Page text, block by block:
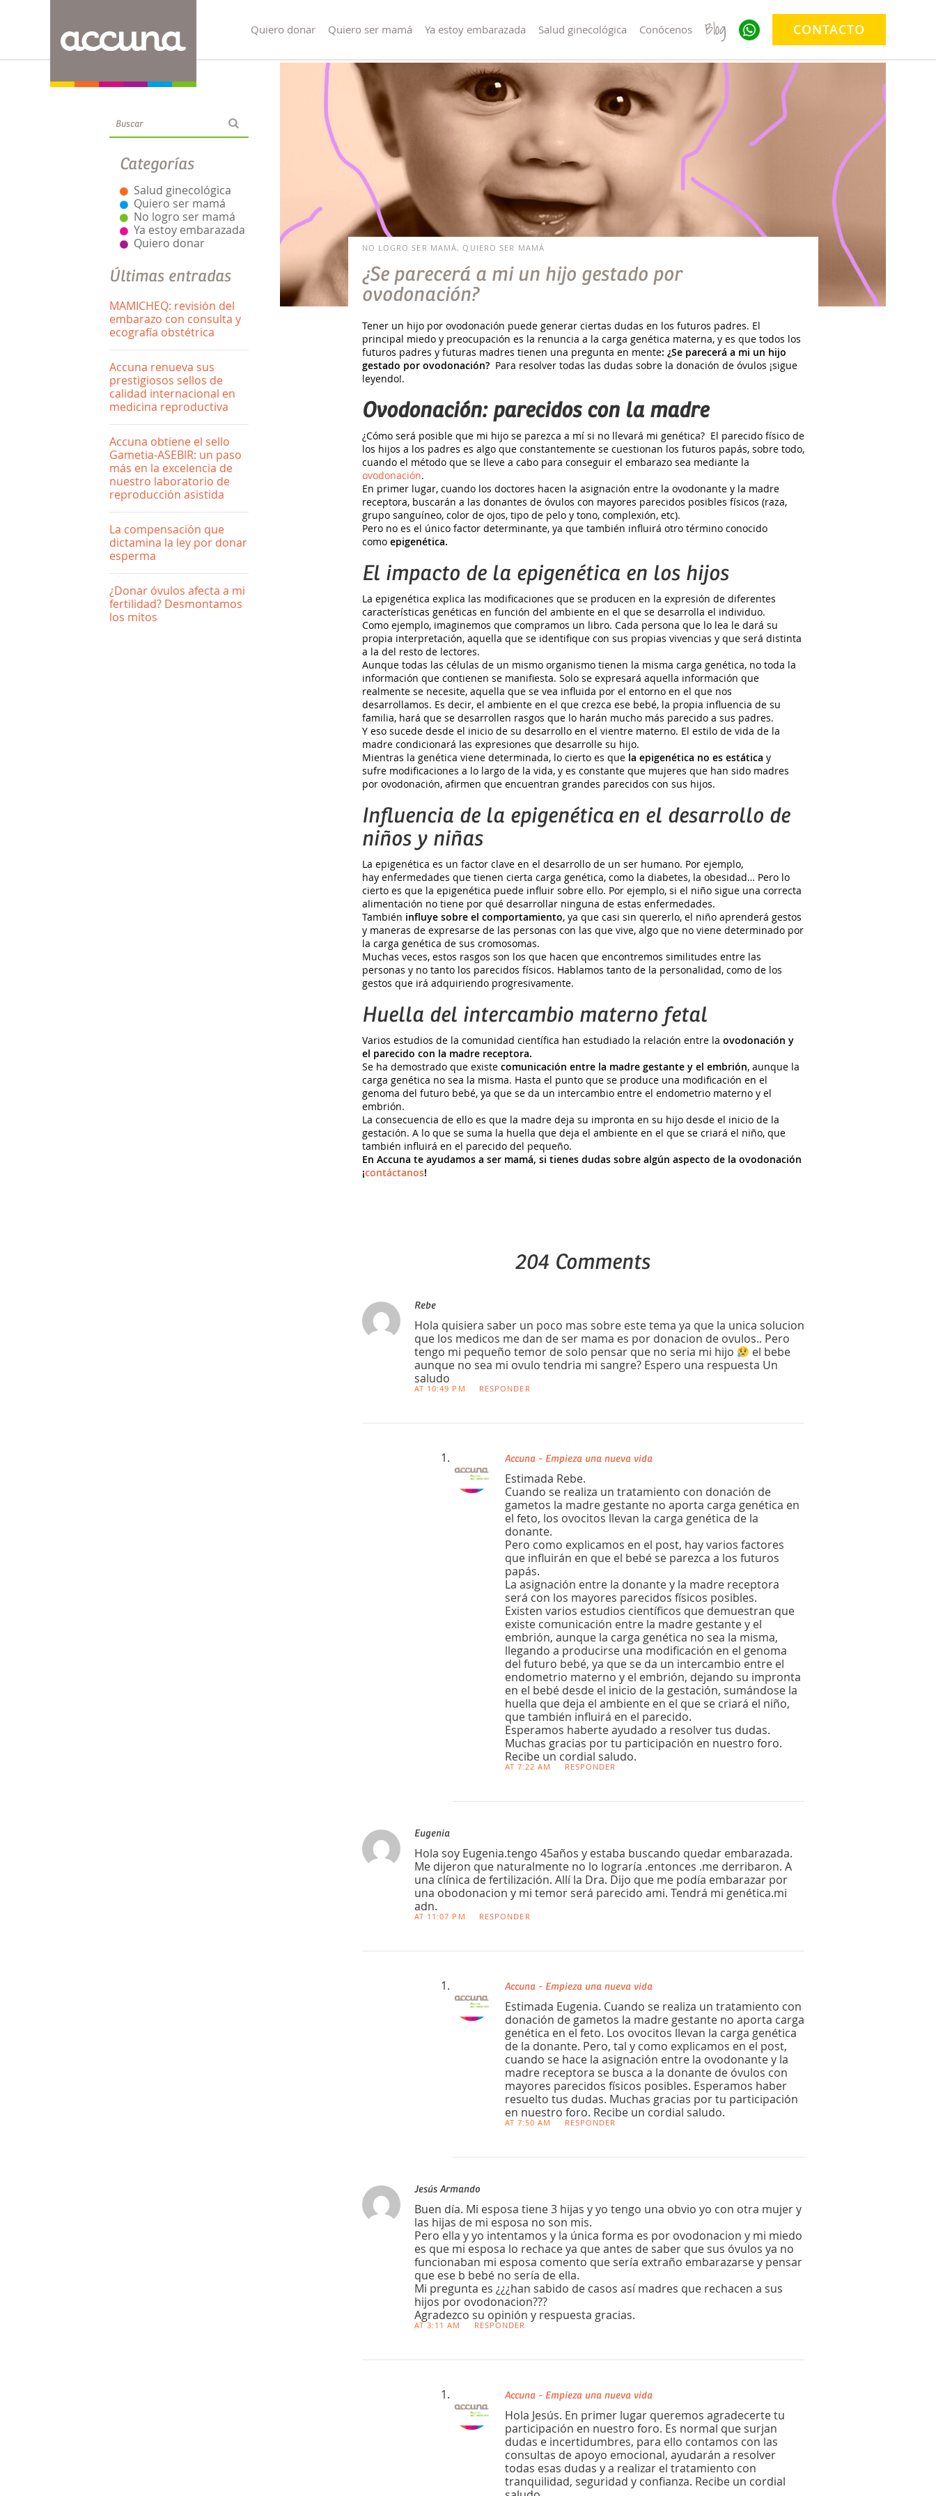
Quiero donar Quiero ser mamá Ya estoy embarazada Salud ginecológica Conócenos Blog CONTACTO
Categorías
Salud ginecológica
Quiero ser mamá
No logro ser mamá
Ya estoy embarazada
Quiero donar
Últimas entradas
MAMICHEQ: revisión del
embarazo con consulta y
ecografía obstétrica
Accuna renueva sus
prestigiosos sellos de
calidad internacional en
medicina reproductiva
Accuna obtiene el sello
Gametia-ASEBIR: un paso
más en la excelencia de
nuestro laboratorio de
reproducción asistida
La compensación que
dictamina la ley por donar
esperma
¿Donar óvulos afecta a mi
fertilidad? Desmontamos
los mitos
NO LOGRO SER MAMÁ, QUIERO SER MAMÁ
¿Se parecerá a mi un hijo gestado por
ovodonación?
Tener un hijo por ovodonación puede generar ciertas dudas en los futuros padres. El
principal miedo y preocupación es la renuncia a la carga genética materna, y es que todos los
futuros padres y futuras madres tienen una pregunta en mente: ¿Se parecerá a mi un hijo
gestado por ovodonación? Para resolver todas las dudas sobre la donación de óvulos ¡sigue
leyendo!.
Ovodonación: parecidos con la madre
¿Cómo será posible que mi hijo se parezca a mí si no llevará mi genética? El parecido físico de
los hijos a los padres es algo que constantemente se cuestionan los futuros papás, sobre todo,
cuando el método que se lleve a cabo para conseguir el embarazo sea mediante la
ovodonación.
En primer lugar, cuando los doctores hacen la asignación entre la ovodonante y la madre
receptora, buscarán a las donantes de óvulos con mayores parecidos posibles físicos (raza,
grupo sanguíneo, color de ojos, tipo de pelo y tono, complexión, etc).
Pero no es el único factor determinante, ya que también influirá otro término conocido
como epigenética.
El impacto de la epigenética en los hijos
La epigenética explica las modificaciones que se producen en la expresión de diferentes
características genéticas en función del ambiente en el que se desarrolla el individuo.
Como ejemplo, imaginemos que compramos un libro. Cada persona que lo lea le dará su
propia interpretación, aquella que se identifique con sus propias vivencias y que será distinta
a la del resto de lectores.
Aunque todas las células de un mismo organismo tienen la misma carga genética, no toda la
información que contienen se manifiesta. Solo se expresará aquella información que
realmente se necesite, aquella que se vea influida por el entorno en el que nos
desarrollamos. Es decir, el ambiente en el que crezca ese bebé, la propia influencia de su
familia, hará que se desarrollen rasgos que lo harán mucho más parecido a sus padres.
Y eso sucede desde el inicio de su desarrollo en el vientre materno. El estilo de vida de la
madre condicionará las expresiones que desarrolle su hijo.
Mientras la genética viene determinada, lo cierto es que la epigenética no es estática y
sufre modificaciones a lo largo de la vida, y es constante que mujeres que han sido madres
por ovodonación, afirmen que encuentran grandes parecidos con sus hijos.
Influencia de la epigenética en el desarrollo de
niños y niñas
La epigenética es un factor clave en el desarrollo de un ser humano. Por ejemplo,
hay enfermedades que tienen cierta carga genética, como la diabetes, la obesidad… Pero lo
cierto es que la epigenética puede influir sobre ello. Por ejemplo, si el niño sigue una correcta
alimentación no tiene por qué desarrollar ninguna de estas enfermedades.
También influye sobre el comportamiento, ya que casi sin quererlo, el niño aprenderá gestos
y maneras de expresarse de las personas con las que vive, algo que no viene determinado por
la carga genética de sus cromosomas.
Muchas veces, estos rasgos son los que hacen que encontremos similitudes entre las
personas y no tanto los parecidos físicos. Hablamos tanto de la personalidad, como de los
gestos que irá adquiriendo progresivamente.
Huella del intercambio materno fetal
Varios estudios de la comunidad científica han estudiado la relación entre la ovodonación y
el parecido con la madre receptora.
Se ha demostrado que existe comunicación entre la madre gestante y el embrión, aunque la
carga genética no sea la misma. Hasta el punto que se produce una modificación en el
genoma del futuro bebé, ya que se da un intercambio entre el endometrio materno y el
embrión.
La consecuencia de ello es que la madre deja su impronta en su hijo desde el inicio de la
gestación. A lo que se suma la huella que deja el ambiente en el que se criará el niño, que
también influirá en el parecido del pequeño.
En Accuna te ayudamos a ser mamá, si tienes dudas sobre algún aspecto de la ovodonación
¡contáctanos!
204 Comments
Rebe
Hola quisiera saber un poco mas sobre este tema ya que la unica solucion
que los medicos me dan de ser mama es por donacion de ovulos.. Pero
tengo mi pequeño temor de solo pensar que no seria mi hijo
el bebe
aunque no sea mi ovulo tendria mi sangre? Espero una respuesta Un
saludo
AT 10:49 PM RESPONDER
Accuna - Empieza una nueva vida
Estimada Rebe.
Cuando se realiza un tratamiento con donación de
gametos la madre gestante no aporta carga genética en
el feto, los ovocitos llevan la carga genética de la
donante.
Pero como explicamos en el post, hay varios factores
que influirán en que el bebé se parezca a los futuros
papás.
La asignación entre la donante y la madre receptora
será con los mayores parecidos físicos posibles.
Existen varios estudios científicos que demuestran que
existe comunicación entre la madre gestante y el
embrión, aunque la carga genética no sea la misma,
llegando a producirse una modificación en el genoma
del futuro bebé, ya que se da un intercambio entre el
endometrio materno y el embrión, dejando su impronta
en el bebé desde el inicio de la gestación, sumándose la
huella que deja el ambiente en el que se criará el niño,
que también influirá en el parecido.
Esperamos haberte ayudado a resolver tus dudas.
Muchas gracias por tu participación en nuestro foro.
Recibe un cordial saludo.
AT 7:22 AM RESPONDER
Eugenia
Hola soy Eugenia.tengo 45años y estaba buscando quedar embarazada.
Me dijeron que naturalmente no lo lograría .entonces .me derribaron. A
una clínica de fertilización. Allí la Dra. Dijo que me podía embarazar por
una obodonacion y mi temor será parecido ami. Tendrá mi genética.mi
adn.
AT 11:07 PM RESPONDER
Accuna - Empieza una nueva vida
Estimada Eugenia. Cuando se realiza un tratamiento con
donación de gametos la madre gestante no aporta carga
genética en el feto. Los ovocitos llevan la carga genética
de la donante. Pero, tal y como explicamos en el post,
cuando se hace la asignación entre la ovodonante y la
madre receptora se busca a la donante de óvulos con
mayores parecidos físicos posibles. Esperamos haber
resuelto tus dudas. Muchas gracias por tu participación
en nuestro foro. Recibe un cordial saludo.
AT 7:50 AM RESPONDER
Jesús Armando
Buen día. Mi esposa tiene 3 hijas y yo tengo una obvio yo con otra mujer y
las hijas de mi esposa no son mis.
Pero ella y yo intentamos y la única forma es por ovodonacion y mi miedo
es que mi esposa lo rechace ya que antes de saber que sus óvulos ya no
funcionaban mi esposa comento que sería extraño embarazarse y pensar
que ese b bebé no sería de ella.
Mi pregunta es ¿¿¿han sabido de casos así madres que rechacen a sus
hijos por ovodonacion???
Agradezco su opinión y respuesta gracias.
AT 3:11 AM RESPONDER
Accuna - Empieza una nueva vida
Hola Jesús. En primer lugar queremos agradecerte tu
participación en nuestro foro. Es normal que surjan
dudas e incertidumbres, para ello contamos con las
consultas de apoyo emocional, ayudarán a resolver
todas esas dudas y a realizar el tratamiento con
tranquilidad, seguridad y confianza. Recibe un cordial